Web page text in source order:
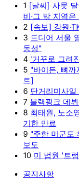
1 [날씨] 사뭇
비·그 밖 지역
2 [속보] 강원
3 드디어 서울
동성"
4 '거꾸로 그려
5 "바이든, 뼈까
트]
6 단거리미사
7 블랙핑크 데
8 최태원, 노소
기한 만료
9 "주한 미군도
보도
10 미 법원 '트
공지사항